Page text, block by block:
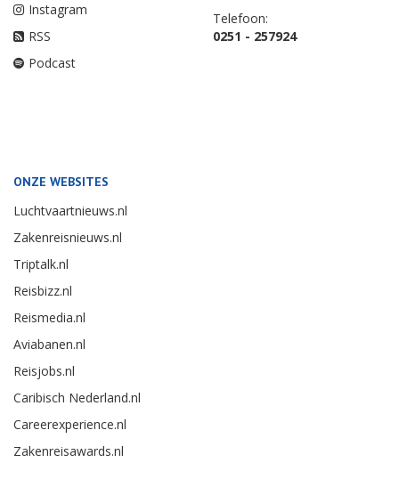
Instagram
RSS
Podcast
Telefoon:
0251 - 257924
ONZE WEBSITES
Luchtvaartnieuws.nl
Zakenreisnieuws.nl
Triptalk.nl
Reisbizz.nl
Reismedia.nl
Aviabanen.nl
Reisjobs.nl
Caribisch Nederland.nl
Careerexperience.nl
Zakenreisawards.nl